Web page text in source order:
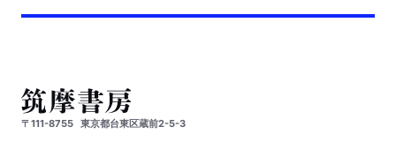
〒111-8755 東京都台東区蔵前2-5-3